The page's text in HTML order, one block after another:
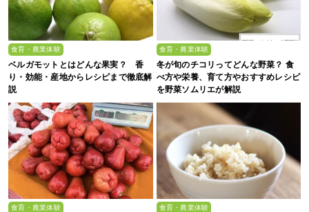
食育・農業体験
ベルガモットとはどんな果実？ 香
り・効能・産地からレシピまで徹底解
説
食育・農業体験
冬が旬のチコリってどんな野菜？ 食
べ方や栄養、育て方やおすすめレシピ
を野菜ソムリエが解説
食育・農業体験 食育・農業体験